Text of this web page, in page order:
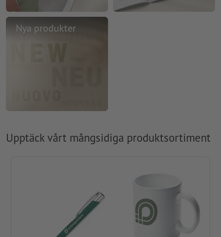
Nya produkter
Upptäck vårt mångsidiga produktsortiment